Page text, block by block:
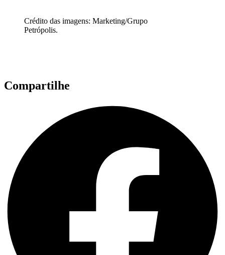
Crédito das imagens: Marketing/Grupo
Petrópolis.
Compartilhe